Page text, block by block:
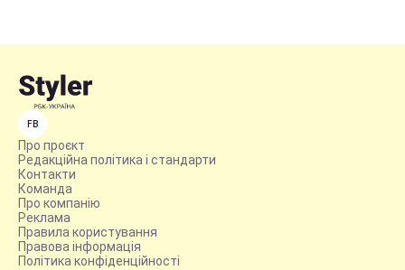
FB
Про проєкт
Редакційна політика і стандарти
Контакти
Команда
Про компанію
Реклама
Правила користування
Правова інформація
Політика конфіденційності